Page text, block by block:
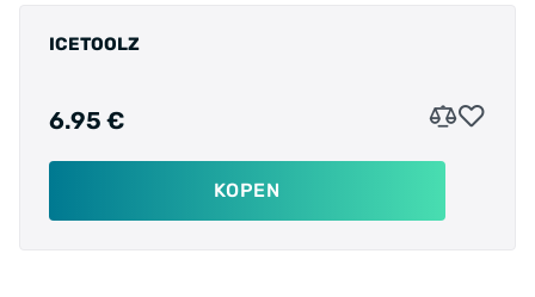
ICETOOLZ
6.95 €
KOPEN